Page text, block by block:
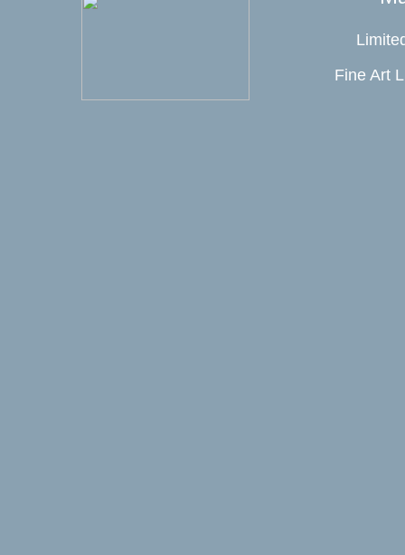
Fine Art